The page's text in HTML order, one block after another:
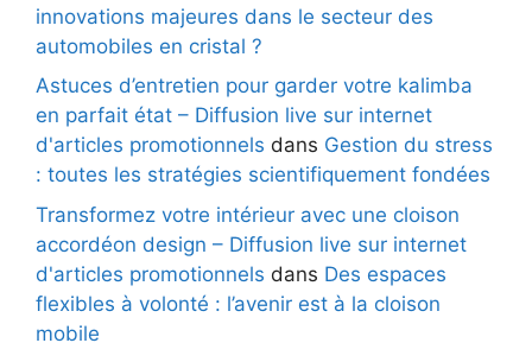
innovations majeures dans le secteur des
automobiles en cristal ?
Astuces d’entretien pour garder votre kalimba
en parfait état – Diffusion live sur internet
d'articles promotionnels dans Gestion du stress
: toutes les stratégies scientifiquement fondées
Transformez votre intérieur avec une cloison
accordéon design – Diffusion live sur internet
d'articles promotionnels dans Des espaces
flexibles à volonté : l’avenir est à la cloison
mobile